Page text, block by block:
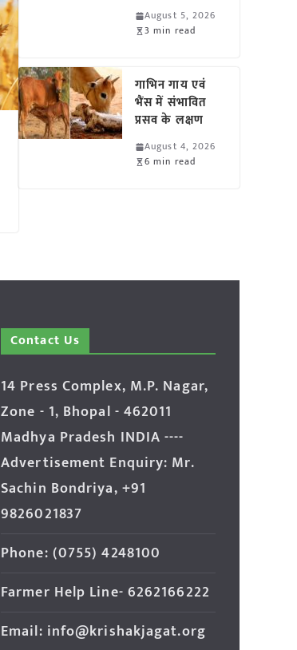
August 5, 2026
3 min read
गाभिन गाय एवं
भैंस में संभावित
प्रसव के लक्षण
August 4, 2026
6 min read
Contact Us
14 Press Complex, M.P. Nagar,
Zone - 1, Bhopal - 462011
Madhya Pradesh INDIA ----
Advertisement Enquiry: Mr.
Sachin Bondriya, +91
9826021837
Phone: (0755) 4248100
Farmer Help Line- 6262166222
Email: info@krishakjagat.org